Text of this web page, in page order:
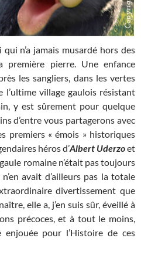
qui n’a jamais musardé hors des
pierre. Une enfance
les sangliers, dans les vertes
l’ultime village gaulois résistant
y est sûrement pour quelque
d’entre vous partagerons avec
premiers « émois » historiques
héros d’Albert Uderzoet
romaine n’était pas toujours
avait d’ailleurs pas la totale
divertissement que
elle a, j’en suis sûr, éveillé à
précoces, et à tout le moins,
pour l’Histoire de ces